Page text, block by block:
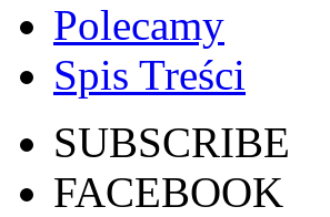
Polecamy
Spis Treści
SUBSCRIBE
FACEBOOK